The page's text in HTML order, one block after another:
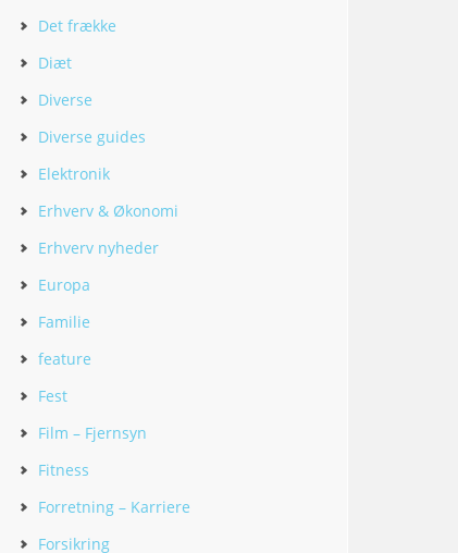
Det frække
Diæt
Diverse
Diverse guides
Elektronik
Erhverv & Økonomi
Erhverv nyheder
Europa
Familie
feature
Fest
Film – Fjernsyn
Fitness
Forretning – Karriere
Forsikring